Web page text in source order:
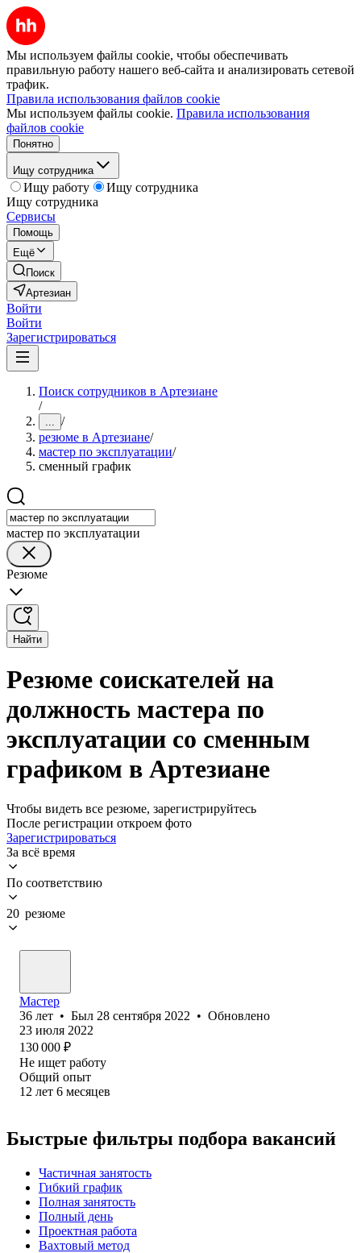
Мы используем файлы cookie, чтобы обеспечивать
правильную работу нашего веб-сайта и анализировать сетевой
трафик.
Правила использования файлов cookie
Мы используем файлы cookie. Правила использования
файлов cookie
Понятно
Ищу сотрудника
Ищу работу
Ищу сотрудника
Ищу сотрудника
Сервисы
Помощь
Ещё
Поиск
Артезиан
Войти
Войти
Зарегистрироваться
Поиск сотрудников в Артезиане
/
... /
резюме в Артезиане/
мастер по эксплуатации/
сменный график
мастер по эксплуатации
Резюме
Найти
Резюме соискателей на
должность мастера по
эксплуатации со сменным
графиком в Артезиане
Чтобы видеть все резюме, зарегистрируйтесь
После регистрации откроем фото
Зарегистрироваться
За всё время
По соответствию
20 резюме
Мастер
36 лет • Был 28 сентября 2022 • Обновлено
23 июля 2022
130 000 ₽
Не ищет работу
Общий опыт
12 лет 6 месяцев
Быстрые фильтры подбора вакансий
Частичная занятость
Гибкий график
Полная занятость
Полный день
Проектная работа
Вахтовый метод